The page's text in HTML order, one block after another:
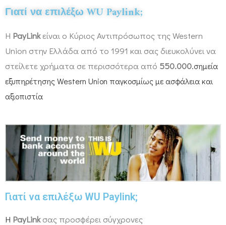
Γιατί να επιλέξω WU Paylink;
Η PayLinkείναι ο Κύριος Αντιπρόσωπος της Western
Union στην Ελλάδα από το 1991 και σας διευκολύνει να
στείλετε χρήματα σε περισσότερα από 550.000.σημεία
εξυπηρέτησης Western Union παγκοσμίως με ασφάλεια και
αξιοπιστία
Γιατί να επιλέξω WU Paylink;
Η PayLinkσας προσφέρει σύγχρονες